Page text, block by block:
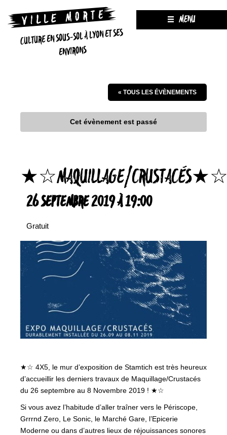
CULTURE EN SOUS-SOL À LYON ET SES
ENVIRONS
MENU
« TOUS LES ÉVÈNEMENTS
Cet évènement est passé
★☆MAQUILLAGE/
26 SEPTEMBRE 2019 À 19:00
Gratuit
★☆ 4X5, le mur d’exposition de Stamtich est très heureux
d’accueillir les derniers travaux de Maquillage/Crustacés
du 26 septembre au 8 Novembre 2019 ! ★☆
Si vous avez l’habitude d’aller traîner vers le Périscope,
Grrrnd Zero, Le Sonic, le Marché Gare, l’Epicerie
Moderne ou dans d’autres lieux de réjouissances sonores